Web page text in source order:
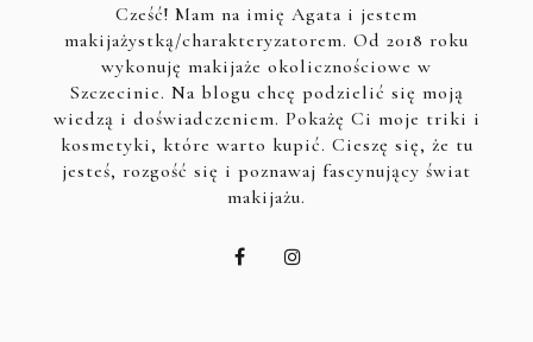
Cześć! Mam na imię Agata i jestem
makijażystką/charakteryzatorem. Od 2018 roku
wykonuję makijaże okolicznościowe w
Szczecinie. Na blogu chcę podzielić się moją
wiedzą i doświadczeniem. Pokażę Ci moje triki i
kosmetyki, które warto kupić. Cieszę się, że tu
jesteś, rozgość się i poznawaj fascynujący świat
makijażu.